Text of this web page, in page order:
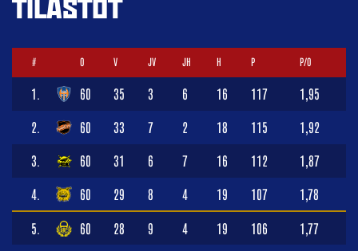
# O V JV JH H P P/O
1. 60 35 3 6 16 117 1,95
2. 60 33 7 2 18 115 1,92
3. 60 31 6 7 16 112 1,87
4. 60 29 8 4 19 107 1,78
5. 60 28 9 4 19 106 1,77